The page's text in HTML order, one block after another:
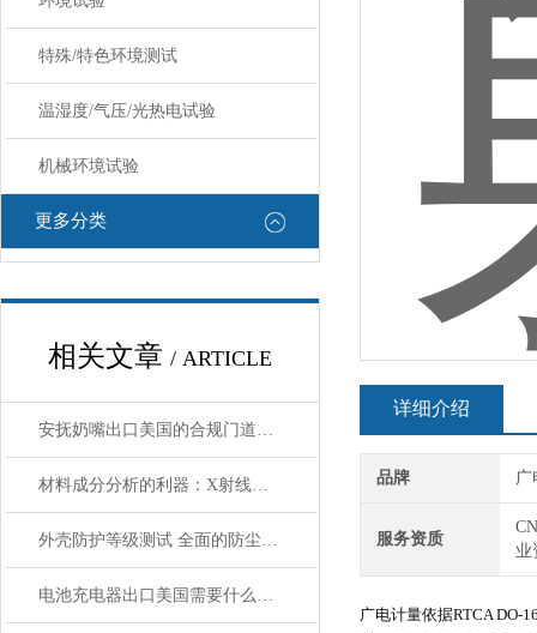
特殊/特色环境测试
温湿度/气压/光热电试验
机械环境试验
更多分类
相关文章 / ARTICLE
安抚奶嘴出口美国的合规门道，你做对了吗？
材料成分分析的利器：X射线能谱（EDS）技术原理解析
外壳防护等级测试 全面的防尘防水认证检测
电池充电器出口美国需要什么证书？GCC合规办理指南
详细介绍
品牌 广
服务资质
业
广电计量依据RTCA DO-